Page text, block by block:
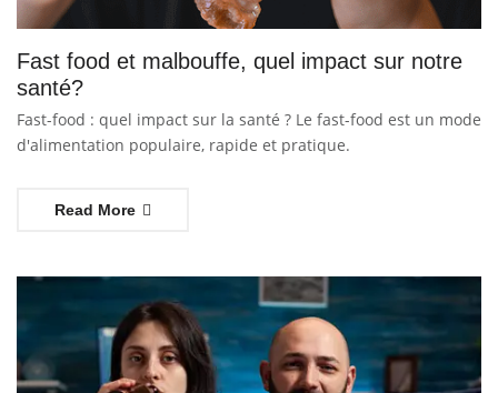
Fast food et malbouffe, quel impact sur notre
santé?
Fast-food : quel impact sur la santé ? Le fast-food est un mode
d'alimentation populaire, rapide et pratique.
Read More